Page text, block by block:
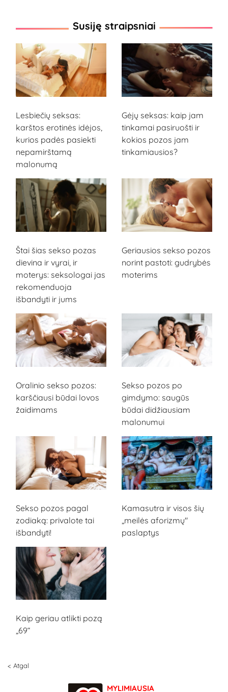
Susiję straipsniai
Lesbiečių seksas:
karštos erotinės idėjos,
kurios padės pasiekti
nepamirštamą
malonumą
Gėjų seksas: kaip jam
tinkamai pasiruošti ir
kokios pozos jam
tinkamiausios?
Štai šias sekso pozas
dievina ir vyrai, ir
moterys: seksologai jas
rekomenduoja
išbandyti ir jums
Geriausios sekso pozos
norint pastoti: gudrybės
moterims
Oralinio sekso pozos:
karščiausi būdai lovos
žaidimams
Sekso pozos po
gimdymo: saugūs
būdai didžiausiam
malonumui
Sekso pozos pagal
zodiaką: privalote tai
išbandyti!
Kamasutra ir visos šių
„meilės aforizmų"
paslaptys
Kaip geriau atlikti pozą
„69“
< Atgal
MYLIMIAUSIA